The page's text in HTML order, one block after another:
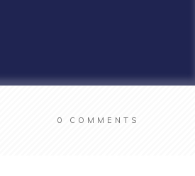
0 COMMENTS